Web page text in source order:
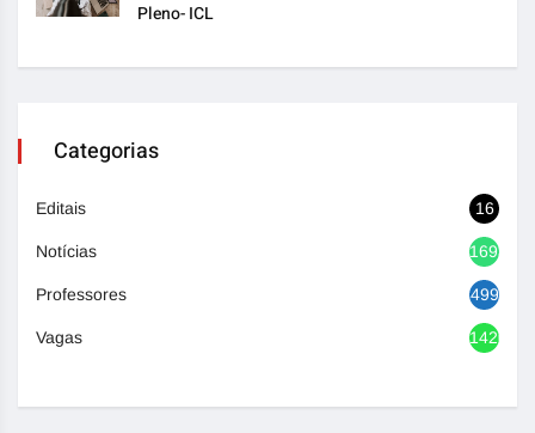
Pleno- ICL
Categorias
Editais 16
Notícias 1693
Professores 499
Vagas 1420